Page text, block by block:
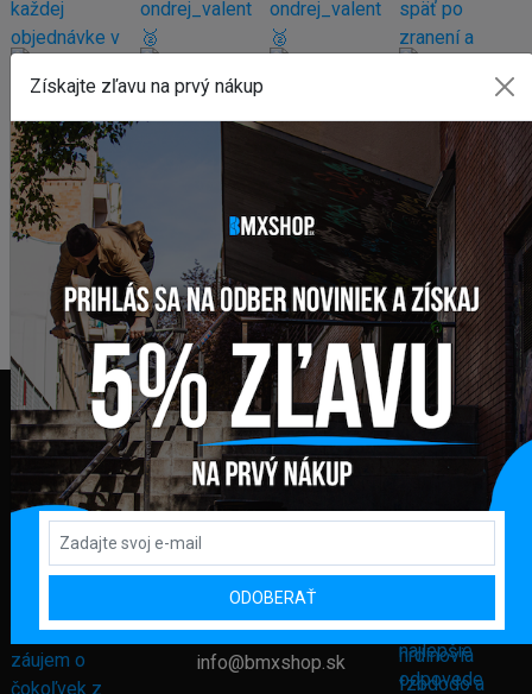
FAKTURAČNÁ ADRESA
Námestie sv. Martina 708/30
082 71 Lipany
Slovensko
+421 948 374 905
info@bmxshop.sk
Získajte zľavu na prvý nákup
ODOBERAŤ